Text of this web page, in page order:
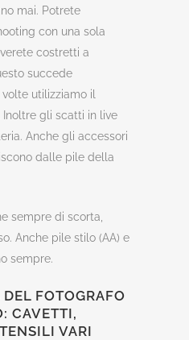
mai. Potrete
con una sola
costretti a
succede
utilizziamo il
gli scatti in live
Anche gli accessori
dalle pile della
sempre di scorta,
Anche pile stilo (AA) e
sempre.
FOTOGRAFO
CAVETTI,
VARI